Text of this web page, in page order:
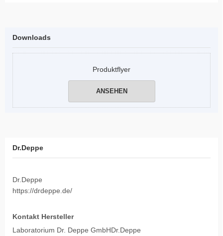
Downloads
Produktflyer
ANSEHEN
Dr.Deppe
Dr.Deppe
https://drdeppe.de/
Kontakt Hersteller
Laboratorium Dr. Deppe GmbHDr.Deppe